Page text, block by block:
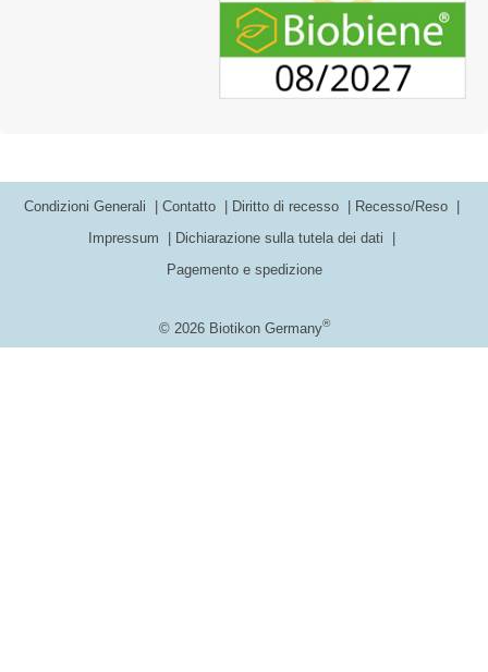
© 2026 Biotikon Germany®
Condizioni Generali Contatto Diritto di recesso
Recesso/Reso
Impressum
Dichiarazione sulla tutela dei dati
Pagemento e spedizione